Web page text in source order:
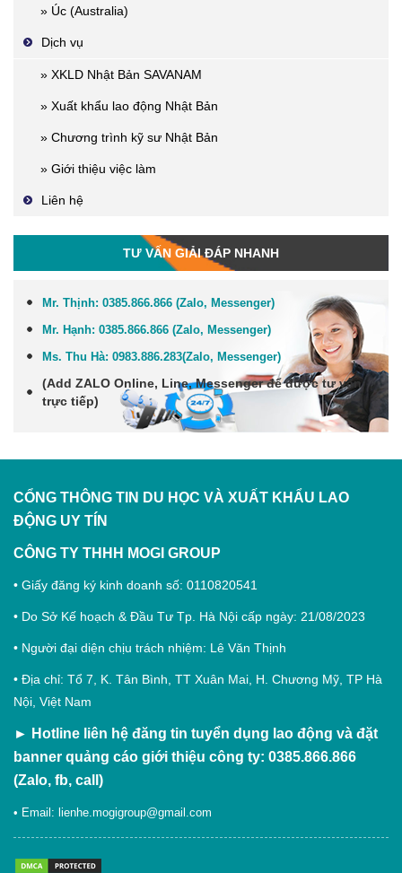
» Úc (Australia)
Dịch vụ
» XKLD Nhật Bản SAVANAM
» Xuất khẩu lao động Nhật Bản
» Chương trình kỹ sư Nhật Bản
» Giới thiệu việc làm
Liên hệ
TƯ VẤN GIẢI ĐÁP NHANH
Mr. Thịnh: 0385.866.866 (Zalo, Messenger)
Mr. Hạnh: 0385.866.866 (Zalo, Messenger)
Ms. Thu Hà: 0983.886.283(Zalo, Messenger)
(Add ZALO Online, Line, Messengerđể được tư vấn
trực tiếp)
CỔNG THÔNG TIN DU HỌC VÀ XUẤT KHẨU LAO
ĐỘNG UY TÍN
CÔNG TY THHH MOGI GROUP
• Giấy đăng ký kinh doanh số: 0110820541
• Do Sở Kế hoạch & Đầu Tư Tp. Hà Nội cấp ngày: 21/08/2023
• Người đại diện chịu trách nhiệm: Lê Văn Thịnh
• Địa chỉ: Tổ 7, K. Tân Bình, TT Xuân Mai, H. Chương Mỹ, TP Hà
Nội, Việt Nam
► Hotline liên hệ đăng tin tuyển dụng lao động và đặt
banner quảng cáo giới thiệu công ty: 0385.866.866
(Zalo, fb, call)
• Email: lienhe.mogigroup@gmail.com